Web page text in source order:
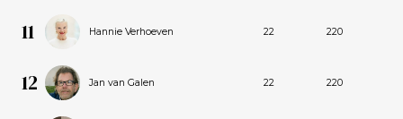
11 Hannie Verhoeven 22 220
12 Jan van Galen 22 220